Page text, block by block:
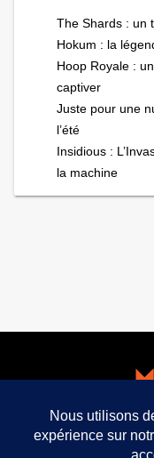
The Shards : un
Hokum : la
Hoop Royale :
captiver
Juste pour une
l’été
Insidious :
la machine